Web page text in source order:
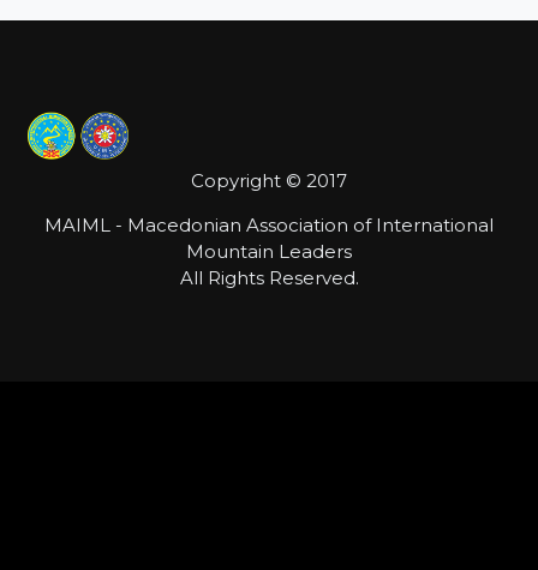
Copyright © 2017
MAIML - Macedonian Association of International
Mountain Leaders
All Rights Reserved.